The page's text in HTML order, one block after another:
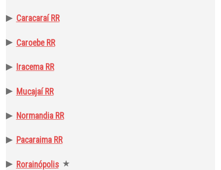
▶ Caracaraí RR
▶ Caroebe RR
▶ Iracema RR
▶ Mucajaí RR
▶ Normandia RR
▶ Pacaraima RR
▶ Rorainópolis ★